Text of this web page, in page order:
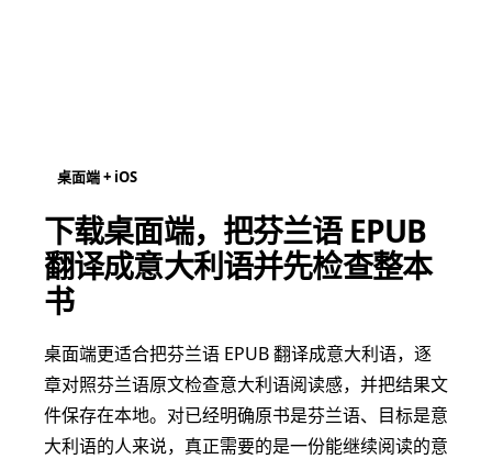
桌面端 + iOS
下载桌面端，把芬兰语 EPUB
翻译成意大利语并先检查整本
书
桌面端更适合把芬兰语 EPUB 翻译成意大利语，逐
章对照芬兰语原文检查意大利语阅读感，并把结果文
件保存在本地。对已经明确原书是芬兰语、目标是意
大利语的人来说，真正需要的是一份能继续阅读的意